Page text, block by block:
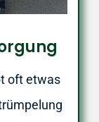
oft etwas